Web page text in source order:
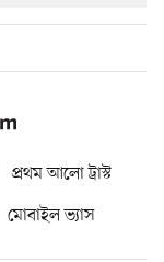
প্রথম আলো ট্রাস্ট
মোবাইল ভ্যাস